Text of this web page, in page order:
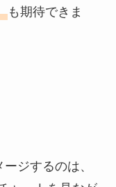
も期待できま
ジするのは、